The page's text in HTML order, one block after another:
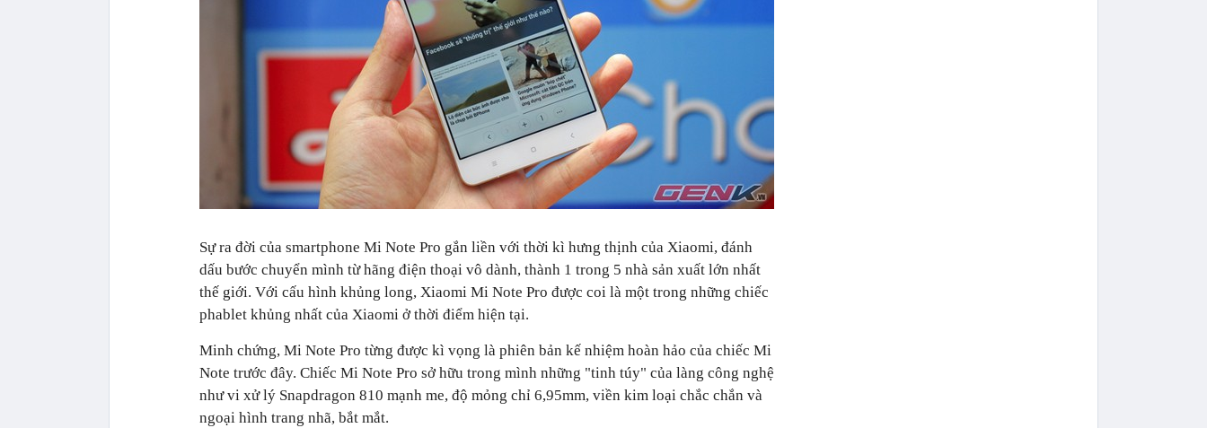
Sự ra đời của smartphone Mi Note Pro gắn liền với thời kì hưng thịnh của Xiaomi, đánh
dấu bước chuyển mình từ hãng điện thoại vô dành, thành 1 trong 5 nhà sản xuất lớn nhất
thế giới. Với cấu hình khủng long, Xiaomi Mi Note Pro được coi là một trong những chiếc
phablet khủng nhất của Xiaomi ở thời điểm hiện tại.
Minh chứng, Mi Note Pro từng được kì vọng là phiên bản kế nhiệm hoàn hảo của chiếc Mi
Note trước đây. Chiếc Mi Note Pro sở hữu trong mình những "tinh túy" của làng công nghệ
như vi xử lý Snapdragon 810 mạnh me, độ mỏng chỉ 6,95mm, viền kim loại chắc chắn và
ngoại hình trang nhã, bắt mắt.